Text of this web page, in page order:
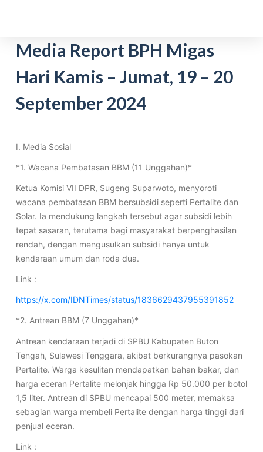
p
o
c
Media Report BPH Migas
Hari Kamis – Jumat, 19 – 20
September 2024
I. Media Sosial
*1. Wacana Pembatasan BBM (11 Unggahan)*
Ketua Komisi VII DPR, Sugeng Suparwoto, menyoroti
wacana pembatasan BBM bersubsidi seperti Pertalite dan
Solar. Ia mendukung langkah tersebut agar subsidi lebih
tepat sasaran, terutama bagi masyarakat berpenghasilan
rendah, dengan mengusulkan subsidi hanya untuk
kendaraan umum dan roda dua.
Link :
https://x.com/IDNTimes/status/1836629437955391852
*2. Antrean BBM (7 Unggahan)*
Antrean kendaraan terjadi di SPBU Kabupaten Buton
Tengah, Sulawesi Tenggara, akibat berkurangnya pasokan
Pertalite. Warga kesulitan mendapatkan bahan bakar, dan
harga eceran Pertalite melonjak hingga Rp 50.000 per botol
1,5 liter. Antrean di SPBU mencapai 500 meter, memaksa
sebagian warga membeli Pertalite dengan harga tinggi dari
penjual eceran.
Link :